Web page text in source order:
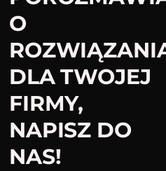
O
DLA TWOJEJ
FIRMY,
NAPISZ DO
NAS!